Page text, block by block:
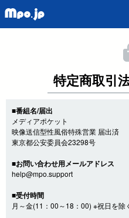
特定商取引
■番組名/届出
メディアポケット
映像送信型性風俗特殊営業 届出済
東京都公安委員会23298号
■お問い合わせ用メールアドレス
help@mpo.support
■受付時間
月～金(11：00～18：00) ※祝日を除